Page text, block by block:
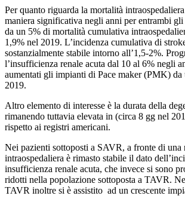
Per quanto riguarda la mortalità
maniera significativa negli anni per entrambi gli
da un 5% di mortalità cumulativa
1,9% nel 2019. L’incidenza cumulativa di
sostanzialmente stabile intorno all’1,5-2%.
l’insufficienza renale acuta dal 10 al 6% negli
aumentati gli impianti di Pace maker (PMK) da
2019.
Altro elemento di interesse è la durata della
rimanendo tuttavia elevata in (circa 8 gg nel
rispetto ai registri americani.
Nei pazienti sottoposti a SAVR, a fronte di una
intraospedaliera è rimasto stabile il dato
insufficienza renale acuta, che invece si sono
ridotti nella popolazione sottoposta a TAVR.
TAVR inoltre si è assistito ad un crescente